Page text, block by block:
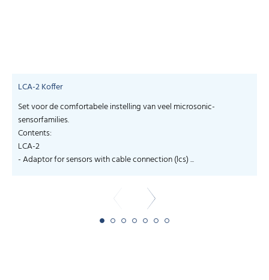
LCA-2 Koffer
Set voor de comfortabele instelling van veel microsonic-
sensorfamilies.
Contents:
LCA-2
- Adaptor for sensors with cable connection (lcs) ...